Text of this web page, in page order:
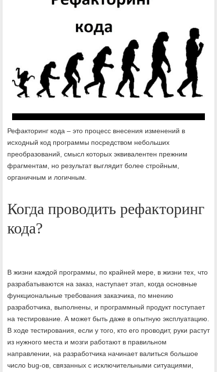
Рефакторинг кода – это процесс внесения изменений в
исходный код программы посредством небольших
преобразований, смысл которых эквивалентен прежним
фрагментам, но результат выглядит более стройным,
органичным и логичным.
Когда проводить рефакторинг
кода?
В жизни каждой программы, по крайней мере, в жизни тех, что
разрабатываются на заказ, наступает этап, когда основные
функциональные требования заказчика, по мнению
разработчика, выполнены, и программный продукт поступает
на тестирование. А может быть даже в опытную эксплуатацию.
В ходе тестирования, если у того, кто его проводит, руки растут
из нужного места и мозги работают в правильном
направлении, на разработчика начинает валиться большое
число bug-ов, связанных с исключительными ситуациями,